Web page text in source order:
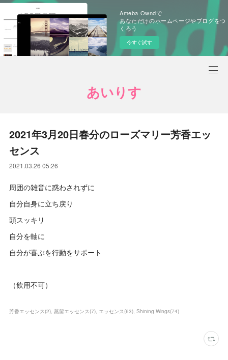
Ameba Owndで
あなただけのホームページやブログをつ
くろう
今すぐ試す
あいりす
2021年3月20日春分のローズマリー芳香エッ
センス
2021.03.26 05:26
周囲の雑音に惑わされずに
自分自身に立ち戻り
頭スッキリ
自分を軸に
自分が喜ぶを行動をサポート
（飲用不可）
芳香エッセンス(2) 蒸留エッセンス(7) エッセンス(63) Shining Wings(74)